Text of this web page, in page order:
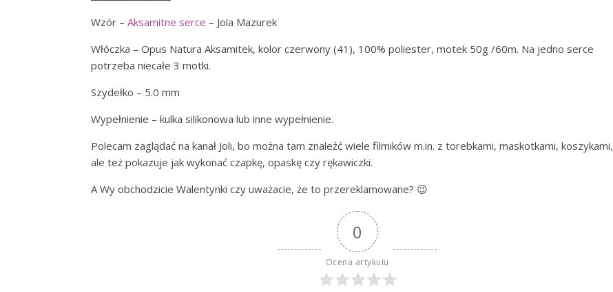
Wzór – Aksamitne serce – Jola Mazurek
Włóczka – Opus Natura Aksamitek, kolor czerwony (41), 100% poliester, motek 50g /60m. Na jedno serce
potrzeba niecałe 3 motki.
Szydełko – 5.0 mm
Wypełnienie – kulka silikonowa lub inne wypełnienie.
Polecam zaglądać na kanał Joli, bo można tam znaleźć wiele filmików m.in. z torebkami, maskotkami, koszykami,
ale też pokazuje jak wykonać czapkę, opaskę czy rękawiczki.
A Wy obchodzicie Walentynki czy uważacie, że to przereklamowane? 😉
0
Ocena artykułu